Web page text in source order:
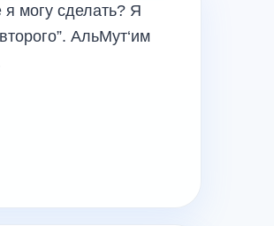
я могу сделать? Я
АльМут‘им